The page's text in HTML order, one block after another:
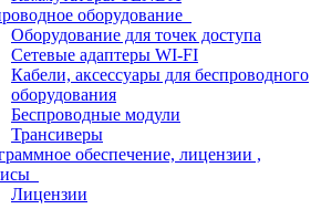
оборудование
Оборудование для точек доступа
Сетевые адаптеры WI-FI
Кабели, аксессуары для беспроводного
оборудования
Беспроводные модули
Трансиверы
обеспечение, лицензии ,
Лицензии